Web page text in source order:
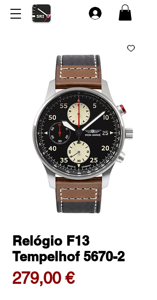
Relógio F13
Tempelhof 5670-2
279,00 €Preis